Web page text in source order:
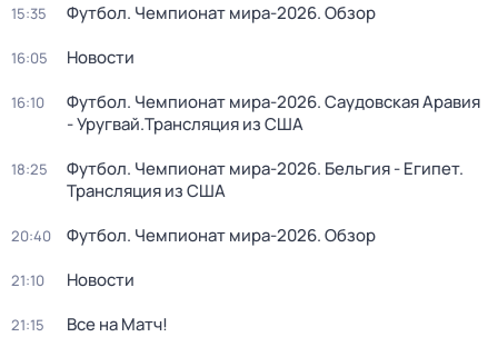
15:35 Футбол. Чемпионат мира-2026. Обзор
16:05 Новости
16:10
Футбол. Чемпионат мира-2026. Саудовская Аравия
- Уругвай.Трансляция из США
18:25
Футбол. Чемпионат мира-2026. Бельгия - Египет.
Трансляция из США
20:40 Футбол. Чемпионат мира-2026. Обзор
21:10 Новости
21:15 Все на Матч!